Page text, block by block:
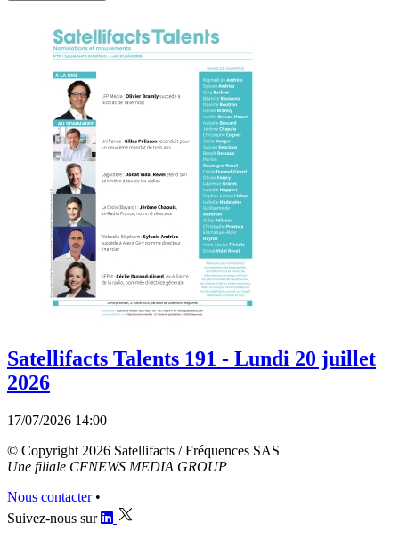
Satellifacts Talents 191 - Lundi 20 juillet
2026
17/07/2026 14:00
© Copyright 2026 Satellifacts / Fréquences SAS
Une filiale CFNEWS MEDIA GROUP
Nous contacter •
Suivez-nous sur